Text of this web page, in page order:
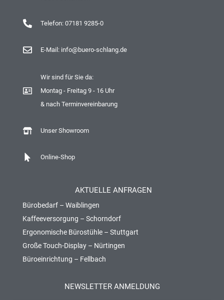
Telefon: 07181 9285-0
E-Mail: info@buero-schlang.de
Wir sind für Sie da:
Montag - Freitag 9 - 16 Uhr
& nach Terminvereinbarung
Unser Showroom
Online-Shop
AKTUELLE ANFRAGEN
Bürobedarf – Waiblingen
Kaffeeversorgung – Schorndorf
Ergonomische Bürostühle – Stuttgart
Große Touch-Display – Nürtingen
Büroeinrichtung – Fellbach
NEWSLETTER ANMELDUNG